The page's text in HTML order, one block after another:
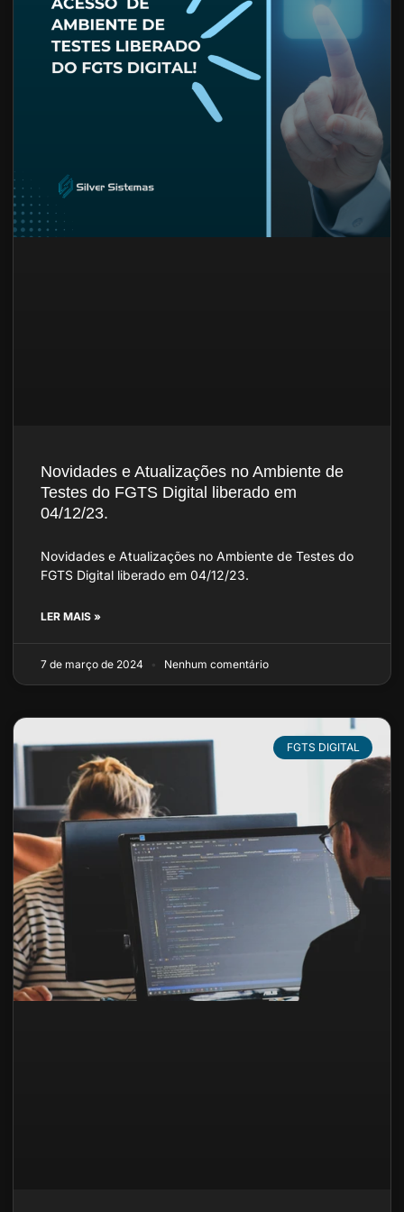
Novidades e Atualizações no Ambiente de
Testes do FGTS Digital liberado em
04/12/23.
Novidades e Atualizações no Ambiente de Testes do
FGTS Digital liberado em 04/12/23.
LER MAIS »
7 de março de 2024 Nenhum comentário
FGTS DIGITAL